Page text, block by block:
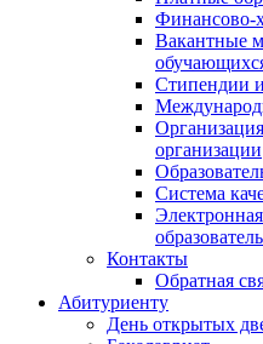
Финансово-
Вакантные
Стипендии
организации
Система
Контакты
Обратная
Абитуриенту
День открытых